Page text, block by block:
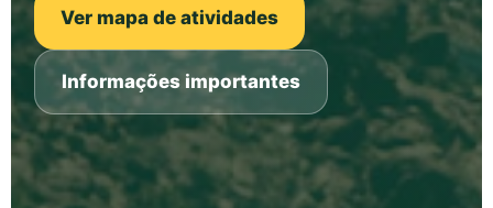
Ver mapa de atividades
Informações importantes